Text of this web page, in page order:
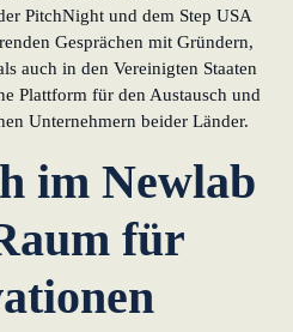
PitchNight und dem Step USA
Gesprächen mit Gründern,
auch in den Vereinigten Staaten
Plattform für den Austausch und
Unternehmern beider Länder.
im Newlab
für